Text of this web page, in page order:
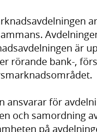
är
rörande bank-,
ansvarar för
och samordning
på